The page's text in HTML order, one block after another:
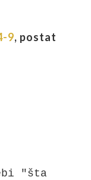
9, postat
"šta